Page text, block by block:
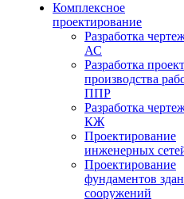
Комплексное
проектирование
Разработка
АС
Разработка
производства
ППР
Разработка
КЖ
Проектирование
инженерных
Проектирование
фундаментов
сооружений